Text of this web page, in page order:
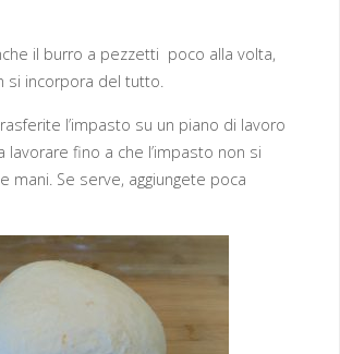
il burro a pezzetti poco alla volta,
si incorpora del tutto.
l’impasto su un piano di lavoro
lavorare fino a che l’impasto non si
mani. Se serve, aggiungete poca